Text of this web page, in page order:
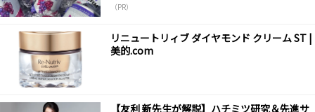
（PR）
リニュートリィブ ダイヤモンド クリーム ST |
美的.com
【友利 新先生が解説】ハチミツ研究＆先進サ